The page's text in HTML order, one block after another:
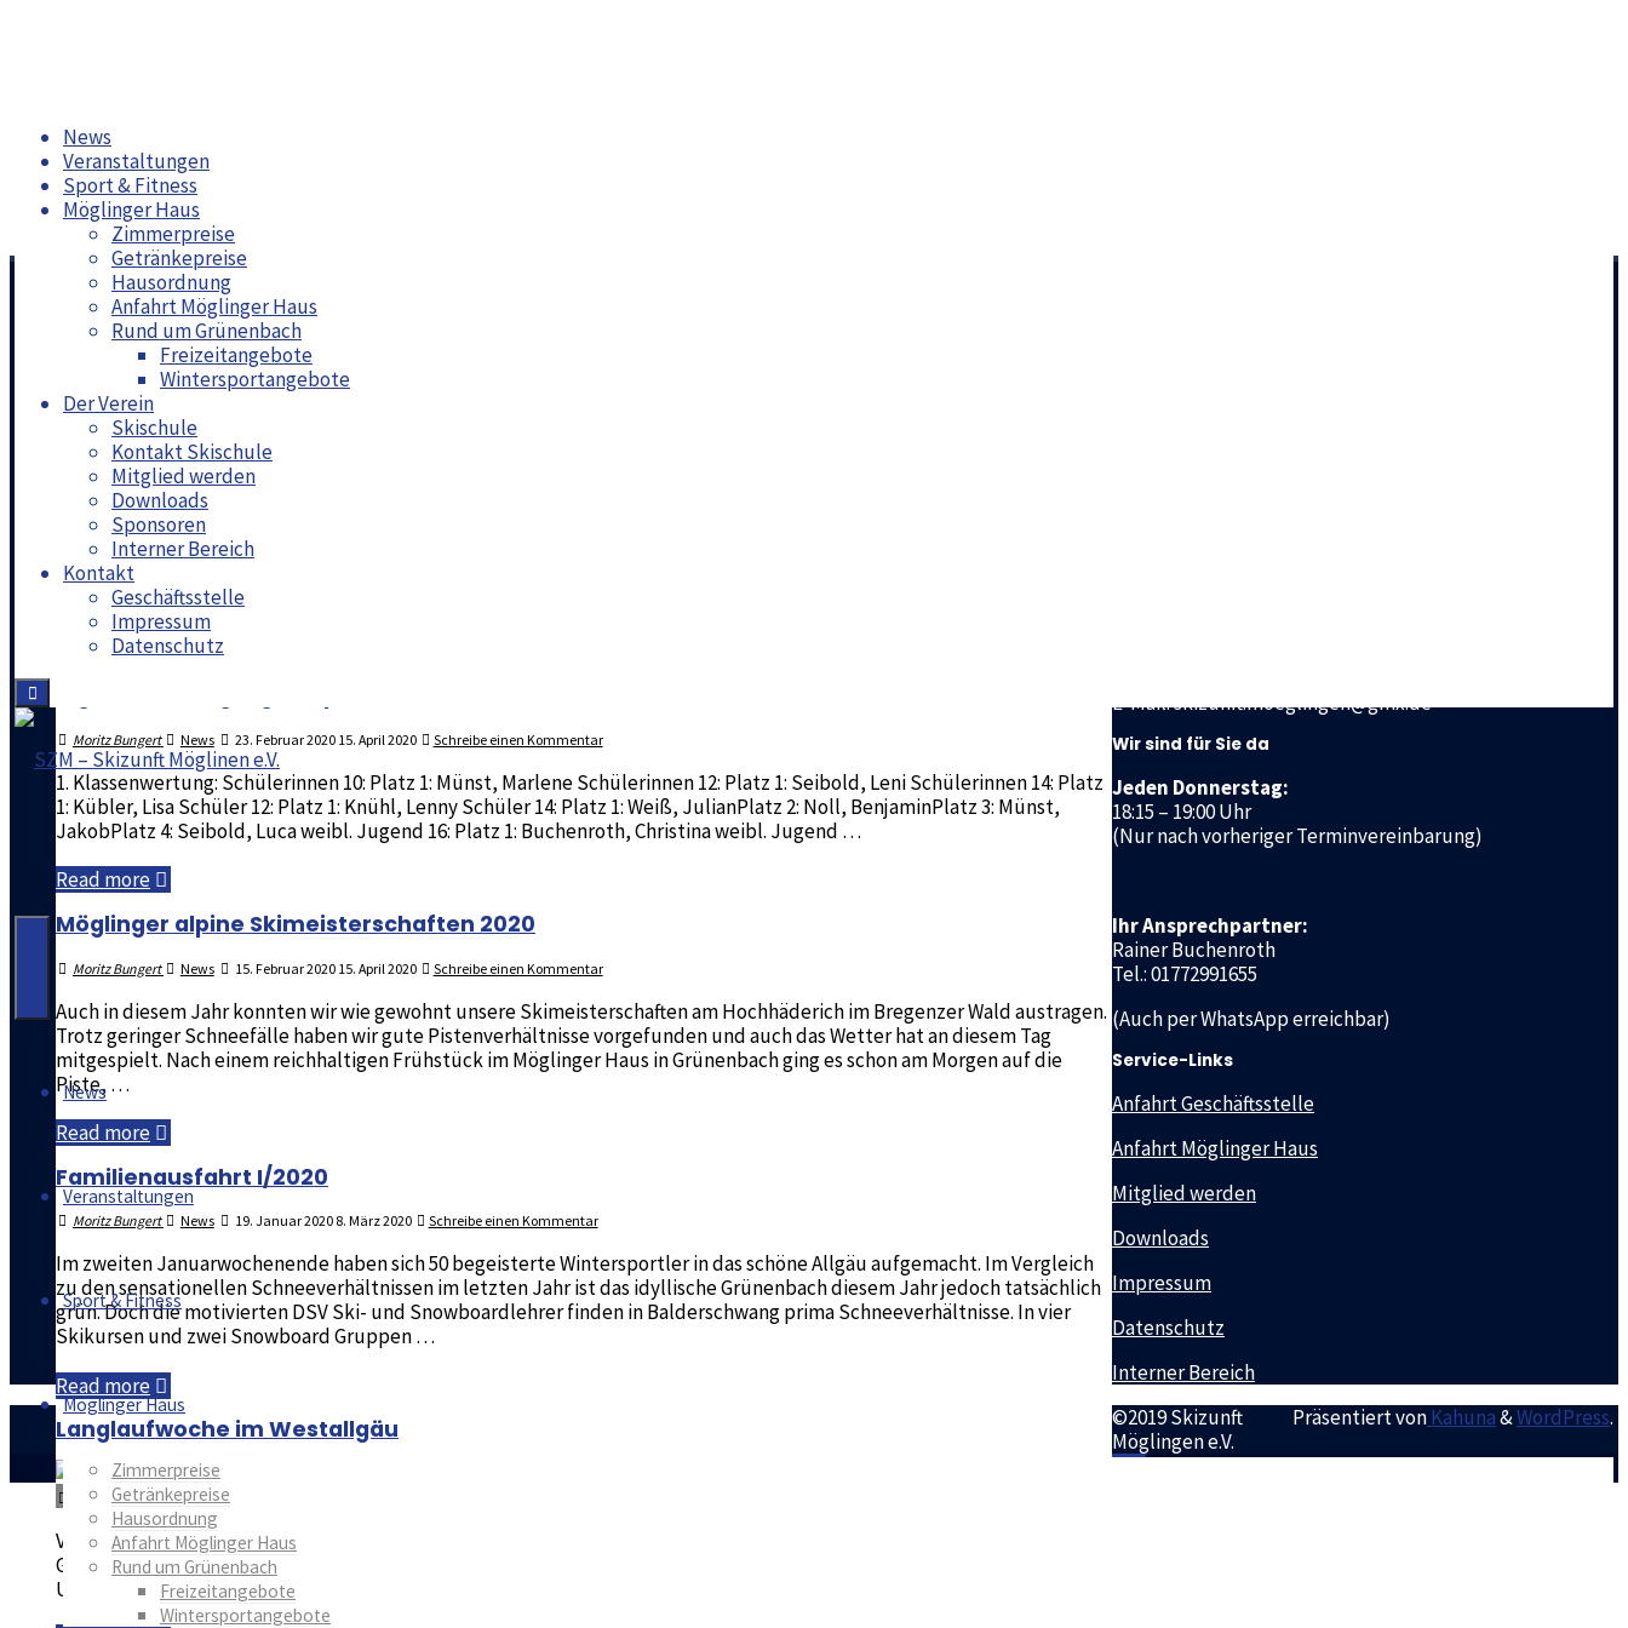
Inhalt
springen
News
Veranstaltungen
Sport & Fitness
Möglinger Haus
Zimmerpreise
Getränkepreise
Hausordnung
Anfahrt Möglinger Haus
Rund um Grünenbach
Freizeitangebote
Wintersportangebote
Der Verein
Skischule
Kontakt Skischule
Mitglied werden
Downloads
Sponsoren
Interner Bereich
Kontakt
Geschäftsstelle
Impressum
Datenschutz
SZM
Skizunft
Möglinen
e.V.
News
Veranstaltungen
Sport & Fitness
Möglinger Haus
Zimmerpreise
Getränkepreise
Hausordnung
Anfahrt Möglinger Haus
Rund um Grünenbach
Freizeitangebote
Wintersportangebote
Arbeitswochenende Frühjahr 2020
Moritz Bungert Uncategorized 15. März 2020
Das Arbeitswochenende muss leider abgesagt werden
Read more
"Arbeitswochenende
Frühjahr
2020"
Jahreshauptversammlung 2020
Moritz Bungert Uncategorized
Die Jahreshauptversammlung wird abgesagt!
Read more
"Jahreshauptversammlung
Moritz Bungert News 23. Februar 2020 15. April 2020 Schreibe einen Kommentar
1. Klassenwertung: Schülerinnen 10: Platz 1: Münst, Marlene Schülerinnen 12: Platz 1: Seibold, Leni Schülerinnen 14: Platz
1: Kübler, Lisa Schüler 12: Platz 1: Knühl, Lenny Schüler 14: Platz 1: Weiß, JulianPlatz 2: Noll, BenjaminPlatz 3: Münst,
JakobPlatz 4: Seibold, Luca weibl. Jugend 16: Platz 1: Buchenroth, Christina weibl. Jugend …
Read more
alpine
2020"
Möglinger alpine Skimeisterschaften 2020
Moritz Bungert News 15. Februar 2020 15. April 2020 Schreibe einen Kommentar
Auch in diesem Jahr konnten wir wie gewohnt unsere Skimeisterschaften am Hochhäderich im Bregenzer Wald austragen.
Trotz geringer Schneefälle haben wir gute Pistenverhältnisse vorgefunden und auch das Wetter hat an diesem Tag
mitgespielt. Nach einem reichhaltigen Frühstück im Möglinger Haus in Grünenbach ging es schon am Morgen auf die
Piste, …
Read more
Skimeisterschaften
2020"
Familienausfahrt I/2020
Moritz Bungert News 19. Januar 2020 8. März 2020 Schreibe einen Kommentar
Im zweiten Januarwochenende haben sich 50 begeisterte Wintersportler in das schöne Allgäu aufgemacht. Im Vergleich
zu den sensationellen Schneeverhältnissen im letzten Jahr ist das idyllische Grünenbach diesem Jahr jedoch tatsächlich
grün. Doch die motivierten DSV Ski- und Snowboardlehrer finden in Balderschwang prima Schneeverhältnisse. In vier
Skikursen und zwei Snowboard Gruppen …
Read more
I/2020"
Langlaufwoche im Westallgäu
Moritz Bungert Veranstaltungen
Vom 16. bis 21. Februar 2020 findet die 14. Langlaufwoche im Westallgäu statt. Die Unterkunft ist das Möglinger Haus in
Grünenbach. Wie immer wird für das Frühstück bestens gesorgt. Zum Abendessen werden Lokale in der näheren
Umgebung aufgesucht. Anleitungen für den Langlauf gibt es von der Familie Heinzelmann im klassischen …
E-Mail: skizunft.moeglingen@gmx.de
Wir sind für Sie da
Jeden Donnerstag:
18:15 – 19:00 Uhr
(Nur nach vorheriger Terminvereinbarung)
Ihr Ansprechpartner:
Rainer Buchenroth
Tel.: 01772991655
(Auch per WhatsApp erreichbar)
Service-Links
Anfahrt Geschäftsstelle
Anfahrt Möglinger Haus
Mitglied werden
Downloads
Impressum
Datenschutz
Interner Bereich
Präsentiert vonKahuna&WordPress.
©2019 Skizunft
Möglingen e.V.